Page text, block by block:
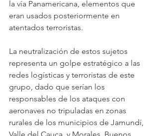
la vía Panamericana, elementos que
eran usados posteriormente en
atentados terroristas.
La neutralización de estos sujetos
representa un golpe estratégico a las
redes logísticas y terroristas de este
grupo, dado que serían los
responsables de los ataques con
aeronaves no tripuladas en zonas
rurales de los municipios de Jamundí,